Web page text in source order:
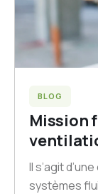
BLOG
Mission
Il s’agit
systèmes